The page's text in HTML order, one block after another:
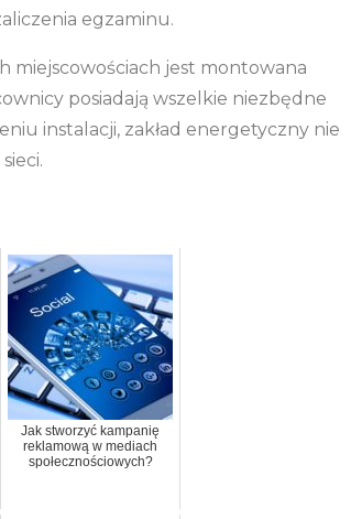
egzaminu.
miejscowościach jest montowana
posiadają wszelkie niezbędne
instalacji, zakład energetyczny nie
Jak stworzyć kampanię
reklamową w mediach
społecznościowych?